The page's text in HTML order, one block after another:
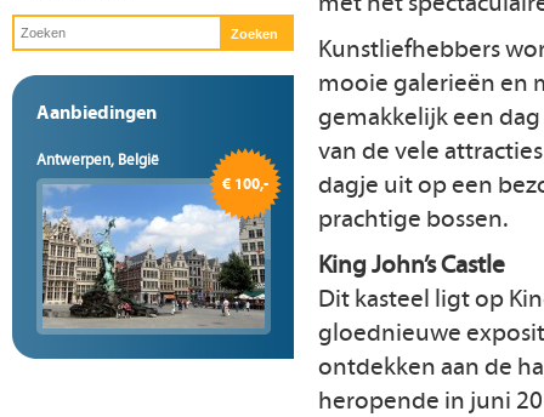
Aanbiedingen
Antwerpen, België
€ 100,-
Kunstliefhebbers
mooie galerieën en
gemakkelijk een
van de vele
dagje uit op een
prachtige bossen.
King John’s Castle
Dit kasteel ligt op
gloednieuwe
ontdekken aan de
heropende in juni